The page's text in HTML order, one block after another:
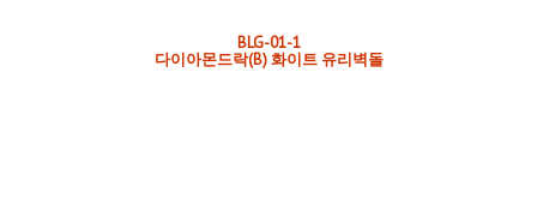
BLG-01-1
다이아몬드락(B) 화이트 유리벽돌